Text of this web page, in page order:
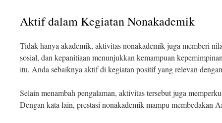
Aktif dalam Kegiatan Nonakademik
Tidak hanya akademik, aktivitas nonakademik juga memberi
sosial, dan kepanitiaan menunjukkan kemampuan
itu, Anda sebaiknya aktif di kegiatan positif yang relevan
Selain menambah pengalaman, aktivitas tersebut juga
Dengan kata lain, prestasi nonakademik mampu membedakan